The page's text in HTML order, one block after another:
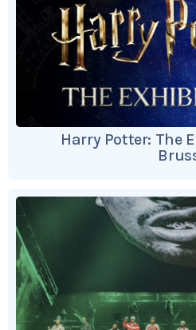
Harry Potter: The